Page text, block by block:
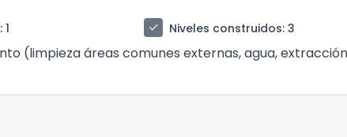
: 1 check Niveles construidos: 3
(limpieza áreas comunes externas, agua, extracción